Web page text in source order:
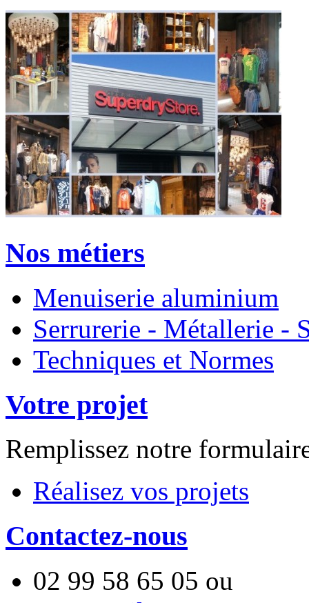
Nos métiers
Menuiserie aluminium
Serrurerie - Métallerie -
Techniques et Normes
Votre projet
Remplissez notre
Réalisez vos projets
Contactez-nous
02 99 58 65 05 ou